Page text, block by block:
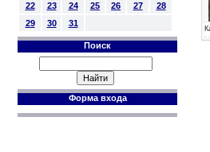
22
23 24 25 26 27
28
29
30 31
Поиск
Форма входа